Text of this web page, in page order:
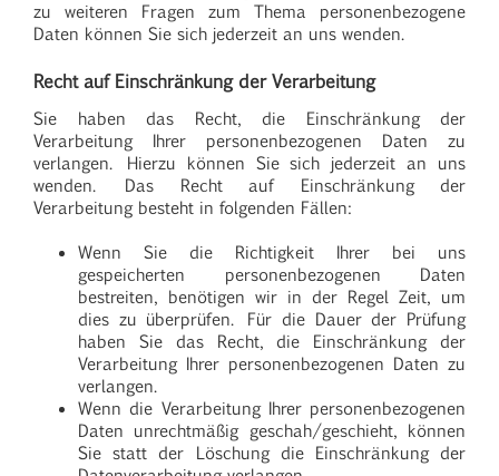
zu weiteren Fragen zum Thema personenbezogene
Daten können Sie sich jederzeit an uns wenden.
Recht auf Einschränkung der Verarbeitung
Sie haben das Recht, die Einschränkung der
Verarbeitung Ihrer personenbezogenen Daten zu
verlangen. Hierzu können Sie sich jederzeit an uns
wenden. Das Recht auf Einschränkung der
Verarbeitung besteht in folgenden Fällen:
Wenn Sie die Richtigkeit Ihrer bei uns
gespeicherten personenbezogenen Daten
bestreiten, benötigen wir in der Regel Zeit, um
dies zu überprüfen. Für die Dauer der Prüfung
haben Sie das Recht, die Einschränkung der
Verarbeitung Ihrer personenbezogenen Daten zu
verlangen.
Wenn die Verarbeitung Ihrer personenbezogenen
Daten unrechtmäßig geschah/geschieht, können
Sie statt der Löschung die Einschränkung der